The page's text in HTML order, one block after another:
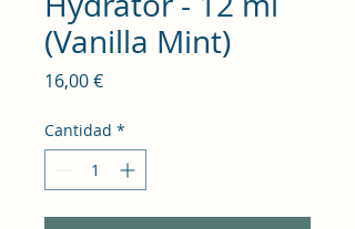
(Vanilla Mint)
16,00 €Precio
Cantidad *